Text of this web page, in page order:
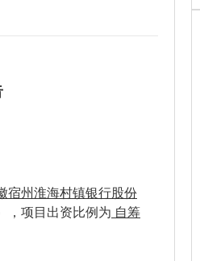
宿州淮海村镇银行股份
，项目出资比例为 自筹